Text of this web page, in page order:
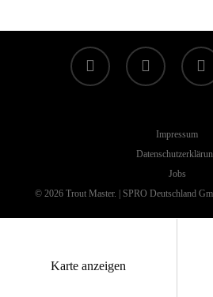
Karte anzeigen
facebook linkedin youtube
Impressum
Jobs
© 2026 Trout Master. | SPRO Deutschland